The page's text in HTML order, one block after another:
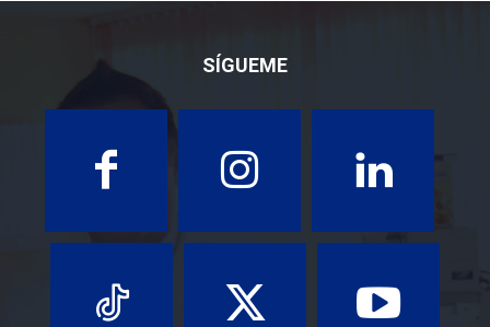
SÍGUEME